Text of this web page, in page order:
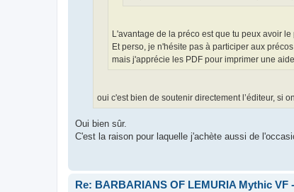
L'avantage de la préco est que tu peux avoir le
Et perso, je n'hésite pas à participer aux
mais j'apprécie les PDF pour imprimer une
oui c'est bien de soutenir directement l’éditeur, si
Oui bien sûr.
C'est la raison pour laquelle j'achète aussi de
Re: BARBARIANS OF LEMURIA Mythic